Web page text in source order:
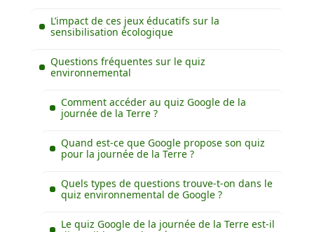
L’impact de ces jeux éducatifs sur la
sensibilisation écologique
Questions fréquentes sur le quiz
environnemental
Comment accéder au quiz Google de la
journée de la Terre ?
Quand est-ce que Google propose son quiz
pour la journée de la Terre ?
Quels types de questions trouve-t-on dans le
quiz environnemental de Google ?
Le quiz Google de la journée de la Terre est-il